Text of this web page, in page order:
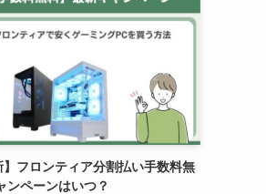
】フロンティア分割払い手数料無
ンペーンはいつ？